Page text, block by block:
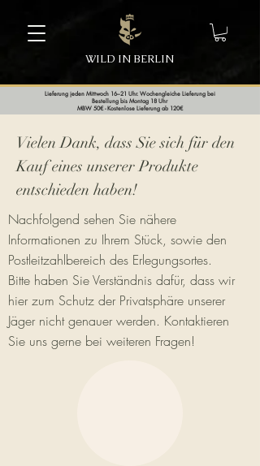
WILD IN BERLIN
Lieferung jeden Mittwoch 16–21 Uhr. Wochengleiche Lieferung bei
Bestellung bis Montag 18 Uhr
MBW 50€ - Kostenlose Lieferung ab 120€
Vielen Dank, dass Sie sich für den
Kauf eines unserer Produkte
entschieden haben!
Nachfolgend sehen Sie nähere
Informationen zu Ihrem Stück, sowie den
Postleitzahlbereich des Erlegungsortes.
Bitte haben Sie Verständnis dafür, dass wir
hier zum Schutz der Privatsphäre unserer
Jäger nicht genauer werden. Kontaktieren
Sie uns gerne bei weiteren Fragen!